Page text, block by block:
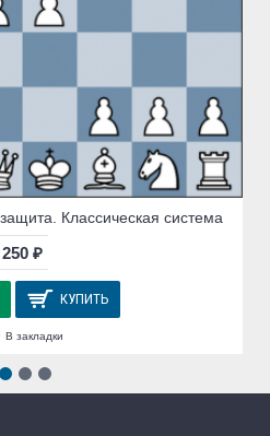
Классическая система
250 ₽
КУПИТЬ
В закладки